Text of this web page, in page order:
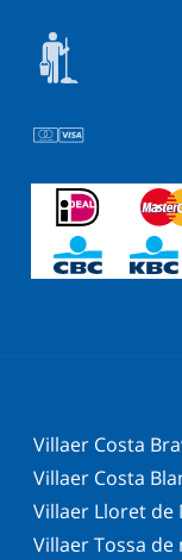
Villaer Costa
Villaer Costa
Villaer Lloret de
Villaer Tossa de